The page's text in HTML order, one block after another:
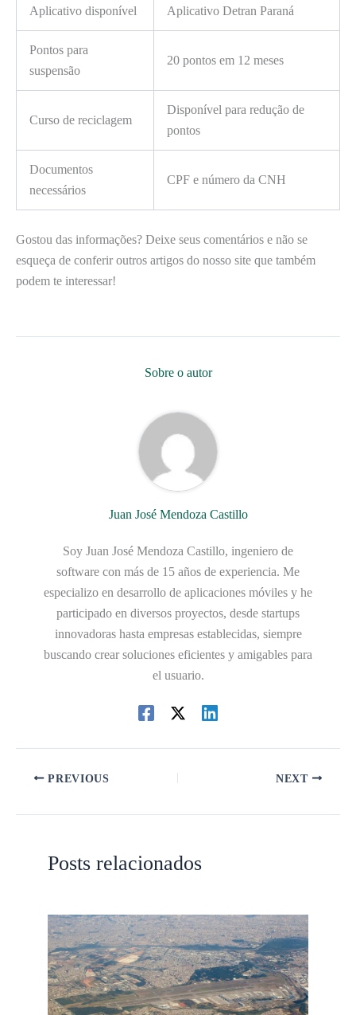
Aplicativo disponível Aplicativo Detran Paraná
Pontos para
suspensão
20 pontos em 12 meses
Curso de reciclagem
Disponível para redução de
pontos
Documentos
necessários
CPF e número da CNH
Gostou das informações? Deixe seus comentários e não se
esqueça de conferir outros artigos do nosso site que também
podem te interessar!
Sobre o autor
Juan José Mendoza Castillo
Soy Juan José Mendoza Castillo, ingeniero de
software con más de 15 años de experiencia. Me
especializo en desarrollo de aplicaciones móviles y he
participado en diversos proyectos, desde startups
innovadoras hasta empresas establecidas, siempre
buscando crear soluciones eficientes y amigables para
el usuario.
PREVIOUS NEXT
Posts relacionados